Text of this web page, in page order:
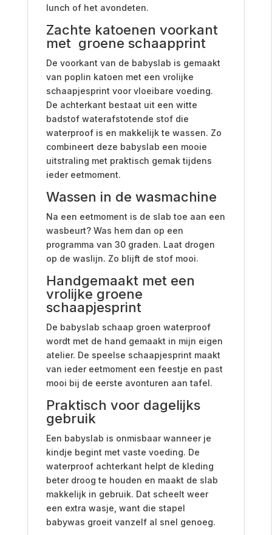
lunch of het avondeten.
Zachte katoenen voorkant
met groene schaapprint
De voorkant van de babyslab is gemaakt
van poplin katoen met een vrolijke
schaapjesprint voor vloeibare voeding.
De achterkant bestaat uit een witte
badstof waterafstotende stof die
waterproof is en makkelijk te wassen. Zo
combineert deze babyslab een mooie
uitstraling met praktisch gemak tijdens
ieder eetmoment.
Wassen in de wasmachine
Na een eetmoment is de slab toe aan een
wasbeurt? Was hem dan op een
programma van 30 graden. Laat drogen
op de waslijn. Zo blijft de stof mooi.
Handgemaakt met een
vrolijke groene
schaapjesprint
De babyslab schaap groen waterproof
wordt met de hand gemaakt in mijn eigen
atelier. De speelse schaapjesprint maakt
van ieder eetmoment een feestje en past
mooi bij de eerste avonturen aan tafel.
Praktisch voor dagelijks
gebruik
Een babyslab is onmisbaar wanneer je
kindje begint met vaste voeding. De
waterproof achterkant helpt de kleding
beter droog te houden en maakt de slab
makkelijk in gebruik. Dat scheelt weer
een extra wasje, want die stapel
babywas groeit vanzelf al snel genoeg.